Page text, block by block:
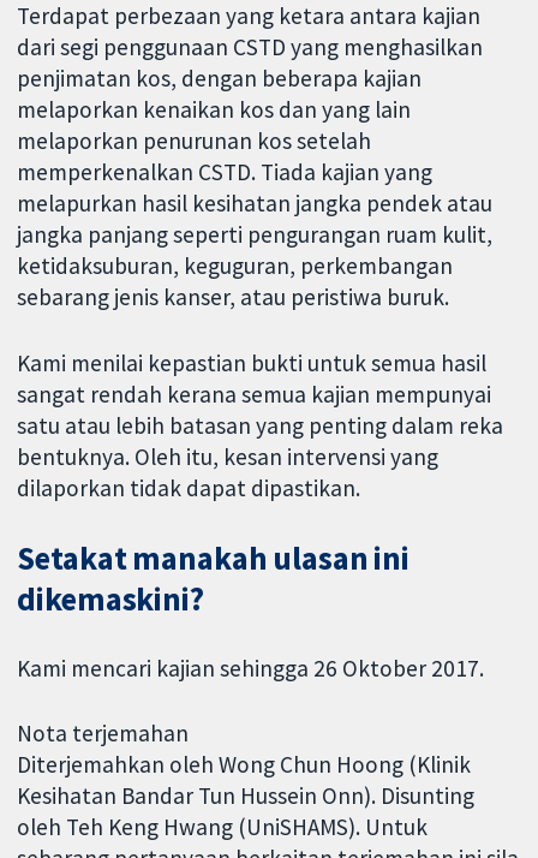
Terdapat perbezaan yang ketara antara kajian
dari segi penggunaan CSTD yang menghasilkan
penjimatan kos, dengan beberapa kajian
melaporkan kenaikan kos dan yang lain
melaporkan penurunan kos setelah
memperkenalkan CSTD. Tiada kajian yang
melapurkan hasil kesihatan jangka pendek atau
jangka panjang seperti pengurangan ruam kulit,
ketidaksuburan, keguguran, perkembangan
sebarang jenis kanser, atau peristiwa buruk.
Kami menilai kepastian bukti untuk semua hasil
sangat rendah kerana semua kajian mempunyai
satu atau lebih batasan yang penting dalam reka
bentuknya. Oleh itu, kesan intervensi yang
dilaporkan tidak dapat dipastikan.
Setakat manakah ulasan ini
dikemaskini?
Kami mencari kajian sehingga 26 Oktober 2017.
Nota terjemahan
Diterjemahkan oleh Wong Chun Hoong (Klinik
Kesihatan Bandar Tun Hussein Onn). Disunting
oleh Teh Keng Hwang (UniSHAMS). Untuk